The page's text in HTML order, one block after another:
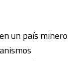
un país minero